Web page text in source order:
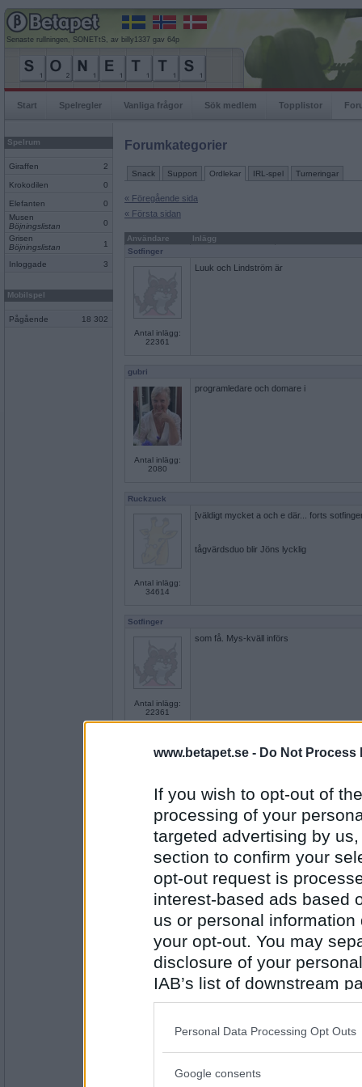
www.betapet.se - Do Not Process
If you wish to opt-out of
processing of your
targeted advertising by
section to confirm your
opt-out request is
interest-based ads based
us or personal
your opt-out. You may
disclosure of your
IAB’s list of downstream
also be disclosed by us
Downstream Participants
Please note that this
Personal Data Processing Opt Outs
Google consents
Senaste rullningen, SONETtS, av billy1337 gav 64p
Start Spelregler Vanliga frågor Sök medlem Topplistor
Spelrum
Giraffen 2
Krokodilen 0
Elefanten
0
Musen
Böjningslistan
0
Grisen
Böjningslistan
1
Inloggade 3
Mobilspel
Pågående 18 302
Forumkategorier
Snack Support Ordlekar IRL-spel Turneringar
« Föregående sida
« Första sidan
Användare
Inlägg
Sotfinger
Antal inlägg:
22361
Luuk och Lindström är
gubri
Antal inlägg:
2080
programledare och domare i
Ruckzuck
Antal inlägg:
34614
[väldigt mycket a och e där... forts
tågvärdsduo blir Jöns lycklig
Sotfinger
Antal inlägg:
22361
som få. Mys-kväll införs
Antal inlägg:
34614
fr.o.m. sändning nr 1.
eva-leva
Antal inlägg:
15408
Så kom Jöns på
Greta grus
rätt köl och fick